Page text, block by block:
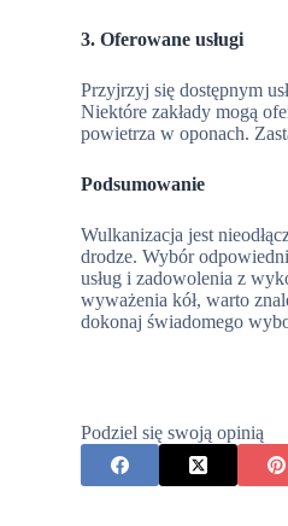
3. Oferowane usługi
Przyjrzyj się dostępnym
Niektóre zakłady mogą
powietrza w oponach.
Podsumowanie
Wulkanizacja jest
drodze. Wybór
usług i zadowolenia z
wyważenia kół, warto
dokonaj świadomego
Podziel się swoją opinią